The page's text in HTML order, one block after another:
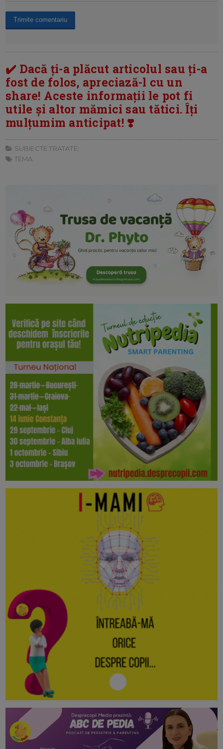
✔️ Dacă ți-a plăcut articolul sau ți-a
fost de folos, apreciază-l cu un
share! Aceste informații le pot fi
utile și altor mămici sau tătici. Îți
mulțumim anticipat! ❣️
SUBIECTE TRATATE:
TEMA: